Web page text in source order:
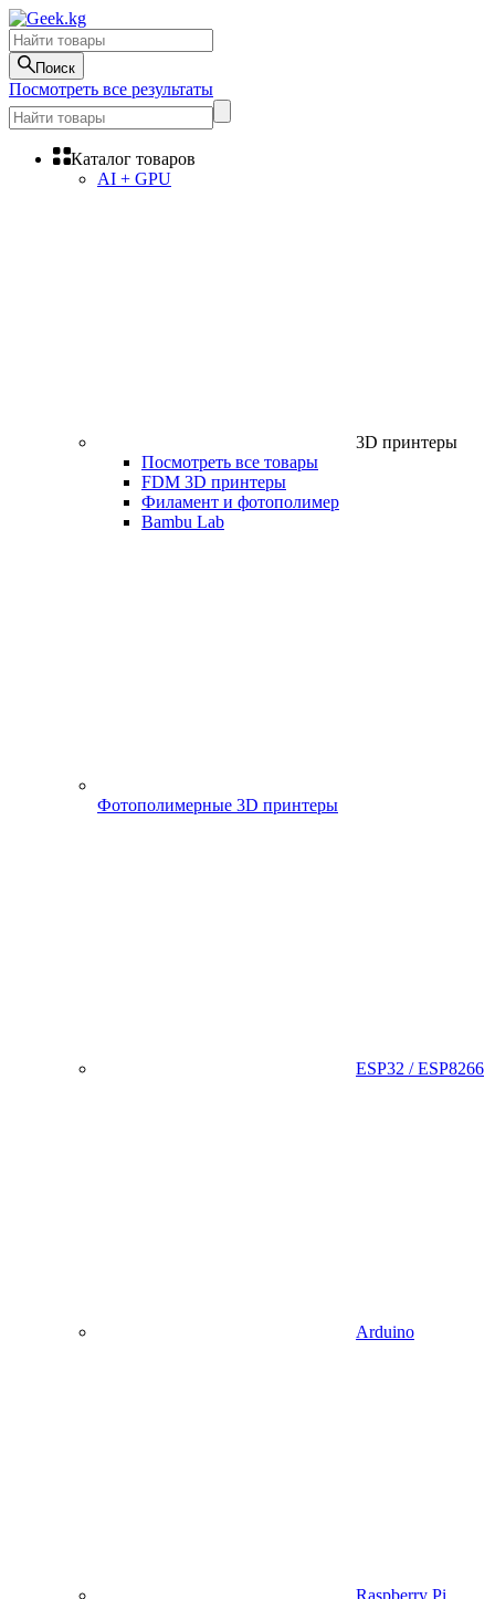
Поиск
Посмотреть все результаты
Каталог товаров
AI + GPU
3D принтеры
Посмотреть все товары
FDM 3D принтеры
Филамент и фотополимер
Bambu Lab
Фотополимерные 3D принтеры
ESP32 / ESP8266
Arduino
Raspberry Pi